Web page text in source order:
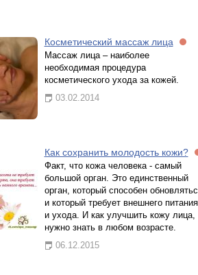
Косметический массаж лица
Массаж лица – наиболее
необходимая процедура
косметического ухода за кожей.
03.02.2014
Как сохранить молодость кожи?
Факт, что кожа человека - самый
большой орган. Это единственный
орган, который способен
и который требует внешнего питания
и ухода. И как улучшить кожу лица,
нужно знать в любом возрасте.
06.12.2015